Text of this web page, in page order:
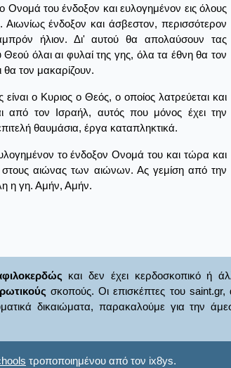
Ονομά του ένδοξον και ευλογημένον εις όλους
Αιωνίως ένδοξον και άσβεστον, περισσότερον
ήλιον. Δι' αυτού θα απολαύσουν τας
Θεού όλαι αι φυλαί της γης, όλα τα έθνη θα τον
θα τον μακαρίζουν.
είναι ο Κυριος ο Θεός, ο οποίος λατρεύεται και
από τον Ισραήλ, αυτός που μόνος έχει την
θαυμάσια, έργα καταπληκτικά.
το ένδοξον Ονομά του και τώρα και
στους αιώνας των αιώνων. Ας γεμίση από την
η γη. Αμήν, Αμήν.
και δεν έχει κερδοσκοπικό ή
σκοπούς. Οι επισκέπτες του
δικαιώματα, παρακαλούμε για την
τροποποιημένου από τον ix8ys.